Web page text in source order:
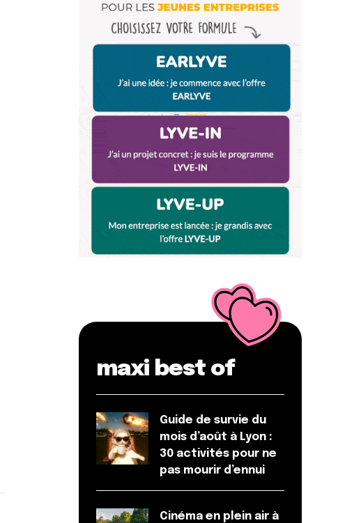
maxi best of
Guide de survie du
mois d’août à Lyon :
30 activités pour ne
pas mourir d’ennui
Cinéma en plein air à